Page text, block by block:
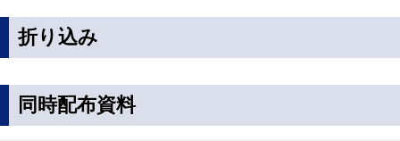
折り込み
同時配布資料